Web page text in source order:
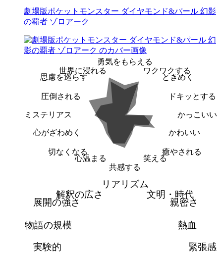
劇場版ポケットモンスター ダイヤモンド&パール 幻影
の覇者 ゾロアーク
勇気をもらえる
ワクワクする
ときめく
ドキッとする
かっこいい
かわいい
癒やされる
笑える
共感する
心温まる
切なくなる
心がざわめく
ミステリアス
圧倒される
思慮を巡らす
世界に浸れる
リアリズム
文明・時代
親密さ
熱血
緊張感
実験的
物語の規模
展開の強さ
解釈の広さ